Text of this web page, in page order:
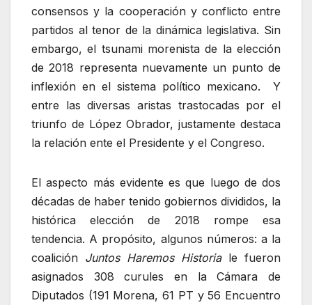
consensos y la cooperación y conflicto entre
partidos al tenor de la dinámica legislativa. Sin
embargo, el tsunami morenista de la elección
de 2018 representa nuevamente un punto de
inflexión en el sistema político mexicano. Y
entre las diversas aristas trastocadas por el
triunfo de López Obrador, justamente destaca
la relación ente el Presidente y el Congreso.
El aspecto más evidente es que luego de dos
décadas de haber tenido gobiernos divididos, la
histórica elección de 2018 rompe esa
tendencia. A propósito, algunos números: a la
coalición Juntos Haremos Historiale fueron
asignados 308 curules en la Cámara de
Diputados (191 Morena, 61 PT y 56 Encuentro